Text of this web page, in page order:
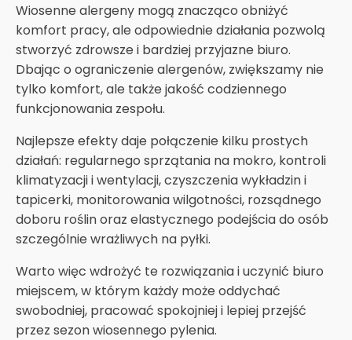
Wiosenne alergeny mogą znacząco obniżyć
komfort pracy, ale odpowiednie działania pozwolą
stworzyć zdrowsze i bardziej przyjazne biuro.
Dbając o ograniczenie alergenów, zwiększamy nie
tylko komfort, ale także jakość codziennego
funkcjonowania zespołu.
Najlepsze efekty daje połączenie kilku prostych
działań: regularnego sprzątania na mokro, kontroli
klimatyzacji i wentylacji, czyszczenia wykładzin i
tapicerki, monitorowania wilgotności, rozsądnego
doboru roślin oraz elastycznego podejścia do osób
szczególnie wrażliwych na pyłki.
Warto więc wdrożyć te rozwiązania i uczynić biuro
miejscem, w którym każdy może oddychać
swobodniej, pracować spokojniej i lepiej przejść
przez sezon wiosennego pylenia.